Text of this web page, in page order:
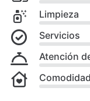
Limpieza
Servicios
Atención
Comodidad